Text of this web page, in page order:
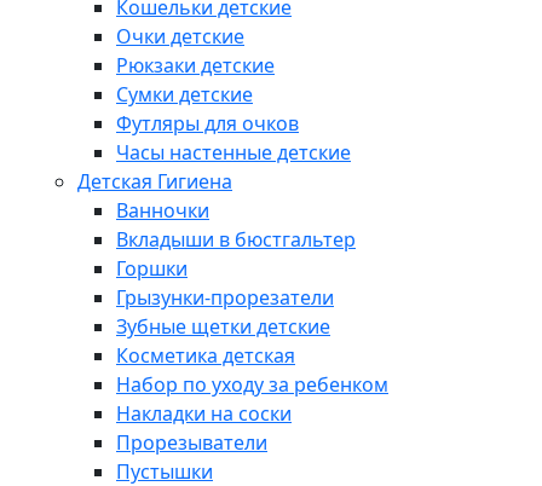
Кошельки детские
Очки детские
Рюкзаки детские
Сумки детские
Футляры для очков
Часы настенные детские
Детская Гигиена
Ванночки
Вкладыши в бюстгальтер
Горшки
Грызунки-прорезатели
Зубные щетки детские
Косметика детская
Набор по уходу за ребенком
Накладки на соски
Прорезыватели
Пустышки